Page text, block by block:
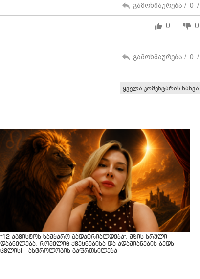
გამოხმაურება / 0 /
0 0
გამოხმაურება / 0 /
ყველა კომენტარის ნახვა
"12 აგვისტოს სამყარო გადატრიალდება": მზის სრული
დაბნელება, რომელიც ქვეყნებისა და ადამიანების ბედს
ცვლის! - ასტროლოგის გაფრთხილება